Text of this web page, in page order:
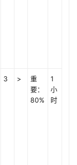
3 >
重
要：
80%
1
小
时